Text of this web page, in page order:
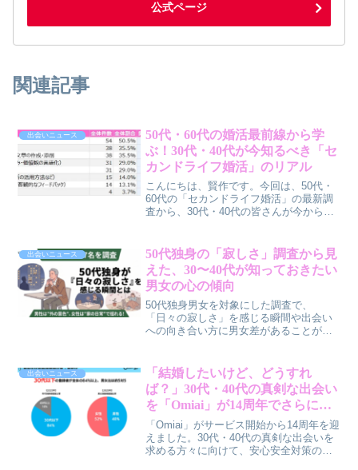
公式ページ
関連記事
出会いニュース
50代・60代の婚活最前線から学
ぶ！30代・40代が今知るべき「セ
カンドライフ婚活」のリアル
こんにちは、賢作です。今回は、50代・
60代の「セカンドライフ婚活」の最新調
査から、30代・40代の皆さんが今から意
は、若い世代の皆さんが抱える婚活の悩
みにも通じる、大切なヒントがたくさん
隠されているんですよ。
出会いニュース
50代独身の「寂しさ」調査から見
えた、30〜40代が知っておきたい
男女の心の傾向
50代独身男女を対象にした調査で、
「日々の寂しさ」を感じる瞬間や出会い
への向き合い方に男女差があることが明
ナーシップを考えるヒントを探ります。
出会いニュース
「結婚したいけど、どうすれ
ば？」30代・40代の真剣な出会い
を「Omiai」が14周年でさらにサ
ポート！安心と“らしさ”で未来を
拓く
「Omiai」がサービス開始から14周年を迎
えました。30代・40代の真剣な出会いを
求める方々に向けて、安心安全対策の強